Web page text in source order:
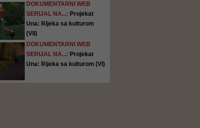
DOKUMENTARNI WEB
SERIJAL NA...: Projekat
Una: Rijeka sa kulturom
(VII)
DOKUMENTARNI WEB
SERIJAL NA...: Projekat
Una: Rijeka sa kulturom (VI)